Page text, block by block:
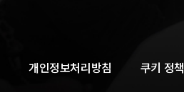
개인정보처리방침 쿠키 정책